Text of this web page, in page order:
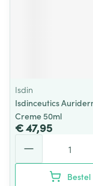
Isdin
Isdinceutics
Creme 50ml
€ 47,95
Bestel